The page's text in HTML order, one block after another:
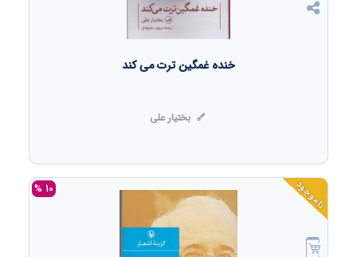
خنده غمگین ترت می کند
بختیار علی
ناموجود 10 %